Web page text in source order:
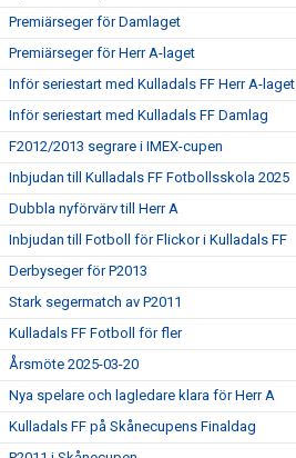
Premiärseger för Damlaget
Premiärseger för Herr A-laget
Inför seriestart med Kulladals FF Herr A-laget
Inför seriestart med Kulladals FF Damlag
F2012/2013 segrare i IMEX-cupen
Inbjudan till Kulladals FF Fotbollsskola 2025
Dubbla nyförvärv till Herr A
Inbjudan till Fotboll för Flickor i Kulladals FF
Derbyseger för P2013
Stark segermatch av P2011
Kulladals FF Fotboll för fler
Årsmöte 2025-03-20
Nya spelare och lagledare klara för Herr A
Kulladals FF på Skånecupens Finaldag